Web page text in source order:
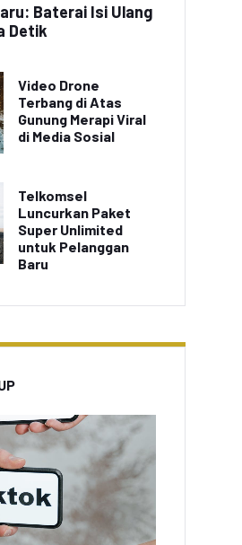
Pasar Properti Indonesia
Tetap Stabil di Tengah
Pandemi
Baterai Isi Ulang
Detik
Video Drone
Terbang di Atas
Gunung Merapi Viral
di Media Sosial
Telkomsel
Luncurkan Paket
Super Unlimited
untuk Pelanggan
Baru